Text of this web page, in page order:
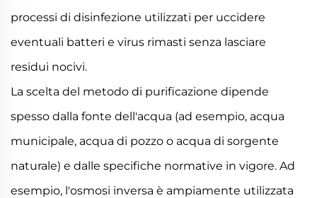
processi di disinfezione utilizzati per uccidere
eventuali batteri e virus rimasti senza lasciare
residui nocivi.
La scelta del metodo di purificazione dipende
spesso dalla fonte dell'acqua (ad esempio, acqua
municipale, acqua di pozzo o acqua di sorgente
naturale) e dalle specifiche normative in vigore. Ad
esempio, l'osmosi inversa è ampiamente utilizzata